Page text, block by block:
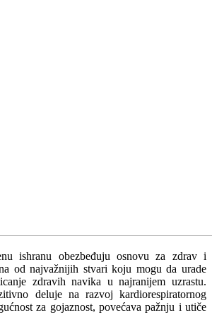
ishranu obezbeđuju osnovu za zdrav i
od najvažnijih stvari koju mogu da urade
zdravih navika u najranijem uzrastu.
deluje na razvoj kardiorespiratornog
za gojaznost, povećava pažnju i utiče